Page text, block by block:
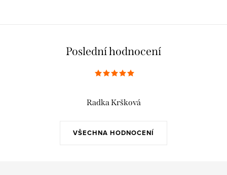
Poslední hodnocení
VŠECHNA HODNOCENÍ
Radka Kršková